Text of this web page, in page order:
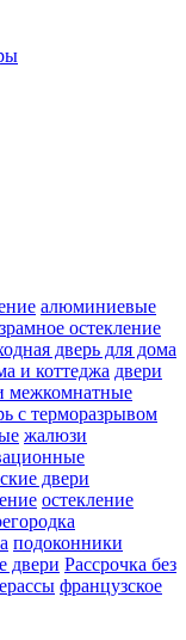
алюминиевые
остекление
дверь для дома
и коттеджа двери
межкомнатные
с терморазрывом
жалюзи
двери
остекление
подоконники
двери Рассрочка без
французское